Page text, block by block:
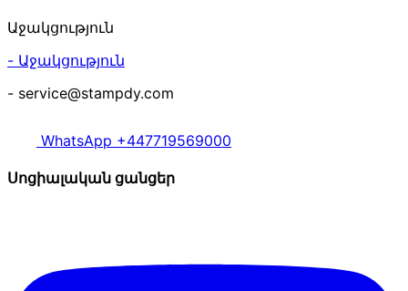
Աջակցություն
- Աջակցություն
- service@stampdy.com
WhatsApp +447719569000
Սոցիալական ցանցեր